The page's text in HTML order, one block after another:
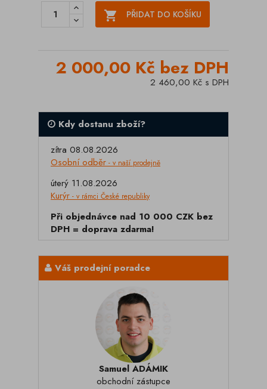
 PŘIDAT DO KOŠÍKU
2 000,00 Kč bez DPH
2 460,00 Kč s DPH
Kdy dostanu zboží?
zítra 08.08.2026
Osobní odběr - v naší prodejně
úterý 11.08.2026
Kurýr - v rámci České republiky
Při objednávce nad 10 000 CZK bez
DPH = doprava zdarma!
Váš prodejní poradce
Samuel ADÁMIK
obchodní zástupce